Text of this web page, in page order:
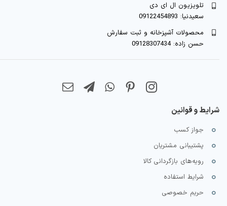
تلویزیون ال ای دی
سعیدنیا: 09122454893
محصولات آشپزخانه و ثبت سفارش
حسن زاده: 09128307434
شرایط و قوانین
جواز کسب
پشتیبانی مشتریان
رویه‌های بازگردانی کالا
شرایط استفاده
حریم خصوصی